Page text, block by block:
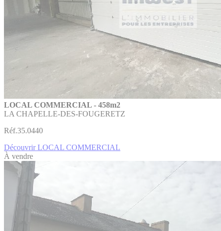
LOCAL COMMERCIAL - 458m2
LA CHAPELLE-DES-FOUGERETZ
Réf.35.0440
Découvrir LOCAL COMMERCIAL
À vendre